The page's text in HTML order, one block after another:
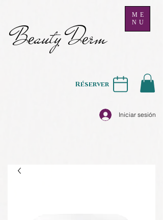
Beauty Derm
ME
NU
Iniciar sesión
Réserver